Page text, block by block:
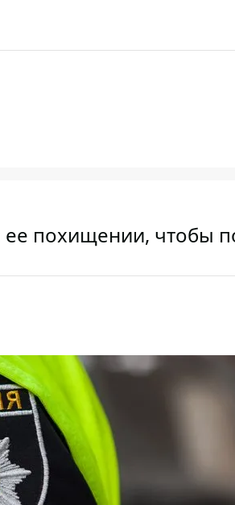
похищении, чтобы